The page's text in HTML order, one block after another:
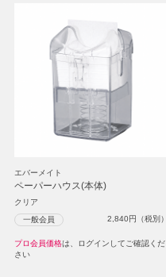
エバーメイト
ペーパーハウス(本体)
クリア
一般会員 2,840円（税別）
プロ会員価格は、ログインしてご確認くだ
さい